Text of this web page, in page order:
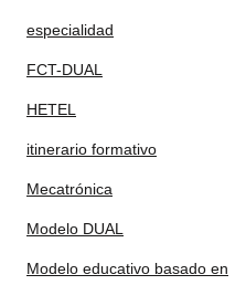
especialidad
FCT-DUAL
HETEL
itinerario formativo
Mecatrónica
Modelo DUAL
Modelo educativo basado en